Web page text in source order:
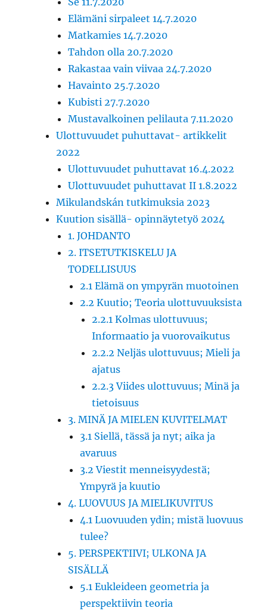
Elämäni sirpaleet 14.7.2020
Matkamies 14.7.2020
Tahdon olla 20.7.2020
Rakastaa vain viivaa 24.7.2020
Havainto 25.7.2020
Kubisti 27.7.2020
Mustavalkoinen pelilauta 7.11.2020
Ulottuvuudet puhuttavat- artikkelit
2022
Ulottuvuudet puhuttavat 16.4.2022
Ulottuvuudet puhuttavat II 1.8.2022
Mikulandskán tutkimuksia 2023
Kuution sisällä- opinnäytetyö 2024
1. JOHDANTO
2. ITSETUTKISKELU JA
TODELLISUUS
2.1 Elämä on ympyrän muotoinen
2.2 Kuutio; Teoria ulottuvuuksista
2.2.1 Kolmas ulottuvuus;
Informaatio ja vuorovaikutus
2.2.2 Neljäs ulottuvuus; Mieli ja
ajatus
2.2.3 Viides ulottuvuus; Minä ja
tietoisuus
3. MINÄ JA MIELEN KUVITELMAT
3.1 Siellä, tässä ja nyt; aika ja
avaruus
3.2 Viestit menneisyydestä;
Ympyrä ja kuutio
4. LUOVUUS JA MIELIKUVITUS
4.1 Luovuuden ydin; mistä luovuus
tulee?
5. PERSPEKTIIVI; ULKONA JA
SISÄLLÄ
5.1 Eukleideen geometria ja
perspektiivin teoria